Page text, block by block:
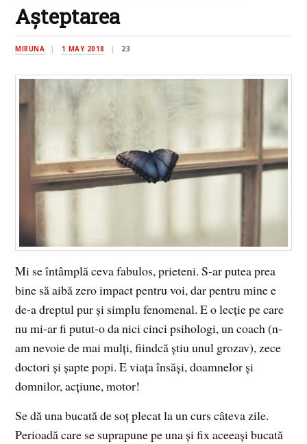
Așteptarea
MIRUNA 1 MAY 2018 23
Mi se întâmplă ceva fabulos, prieteni. S-ar putea prea
bine să aibă zero impact pentru voi, dar pentru mine e
de-a dreptul pur și simplu fenomenal. E o lecție pe care
nu mi-ar fi putut-o da nici cinci psihologi, un coach (n-
am nevoie de mai mulți, fiindcă știu unul grozav), zece
doctori și șapte popi. E viața însăși, doamnelor și
domnilor, acțiune, motor!
Se dă una bucată de soț plecat la un curs câteva zile.
Perioadă care se suprapune pe una și fix aceeași bucată